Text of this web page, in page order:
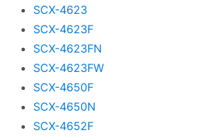
SCX-4623
SCX-4623F
SCX-4623FN
SCX-4623FW
SCX-4650F
SCX-4650N
SCX-4652F